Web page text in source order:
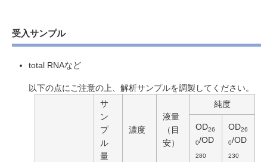
受入サンプル
total RNAなど
以下の点にご注意の上、解析サンプルを調製してください。
サ
ン
プ
ル
量
濃度
液量
（目
安）
純度
OD26
0/OD
280
OD26
0/OD
230